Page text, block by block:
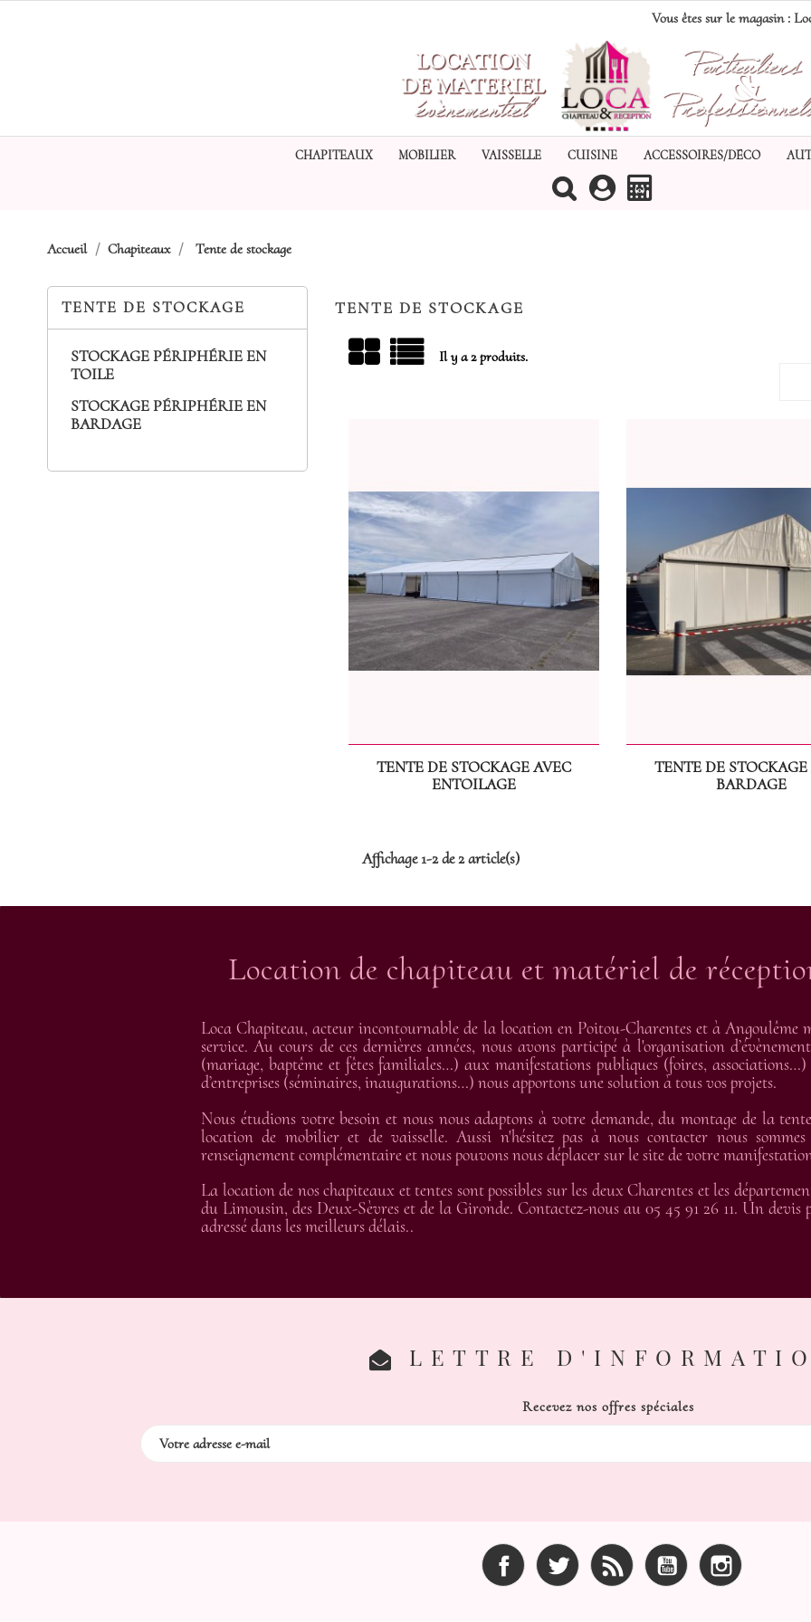
Vous êtes sur le magasin :
CHAPITEAUX MOBILIER VAISSELLE CUISINE ACCESSOIRES/DÉCO
(0)
Accueil Chapiteaux Tente de stockage
TENTE DE STOCKAGE
STOCKAGE PÉRIPHÉRIE EN
TOILE
STOCKAGE PÉRIPHÉRIE EN
BARDAGE
TENTE DE STOCKAGE
Il y a 2 produits.
TENTE DE STOCKAGE AVEC
ENTOILAGE
TENTE DE STOCKAGE
BARDAGE
Affichage 1-2 de 2 article(s)
Location de chapiteau et matériel de
Loca Chapiteau, acteur incontournable de la location en Poitou-Charentes et à Angoulême
service. Au cours de ces dernières années, nous avons participé à l'organisation
(mariage, baptême et fêtes familiales…) aux manifestations publiques (foires, associations…)
d’entreprises (séminaires, inaugurations…) nous apportons une solution à tous vos projets.
Nous étudions votre besoin et nous nous adaptons à votre demande, du montage de la
location de mobilier et de vaisselle. Aussi n'hésitez pas à nous contacter nous
renseignement complémentaire et nous pouvons nous déplacer sur le site de votre
La location de nos chapiteaux et tentes sont possibles sur les deux Charentes et les
du Limousin, des Deux-Sèvres et de la Gironde. Contactez-nous au 05 45 91 26 11. Un devis
adressé dans les meilleurs délais..
LETTRE
Recevez nos offres spéciales
Facebook Twitter Rss YouTube